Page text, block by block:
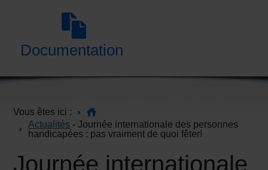
Documentation
Vous êtes ici :
Actualités - Journée internationale des personnes
handicapées : pas vraiment de quoi fêter!
Journée internationale